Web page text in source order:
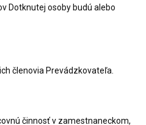
Dotknutej osoby budú alebo
členovia Prevádzkovateľa.
činnosť v zamestnaneckom,